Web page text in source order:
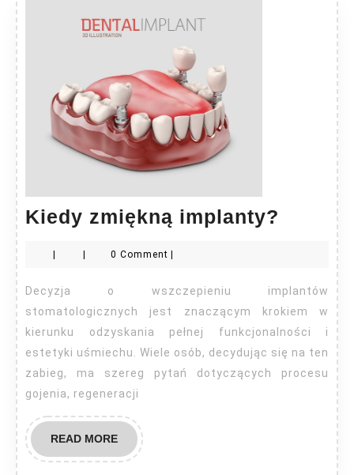
Kiedy zmiękną implanty?
0 Comment
Decyzja o wszczepieniu implantów
stomatologicznych jest znaczącym krokiem w
kierunku odzyskania pełnej funkcjonalności i
estetyki uśmiechu. Wiele osób, decydując się na ten
zabieg, ma szereg pytań dotyczących procesu
gojenia, regeneracji
READ MOREREAD
MORE